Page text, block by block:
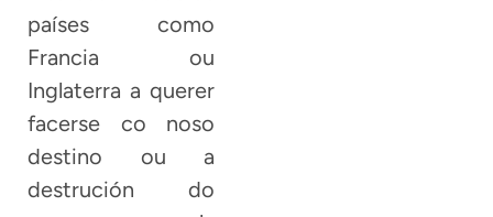
países como
Francia ou
Inglaterra a querer
facerse co noso
destino ou a
destrución do